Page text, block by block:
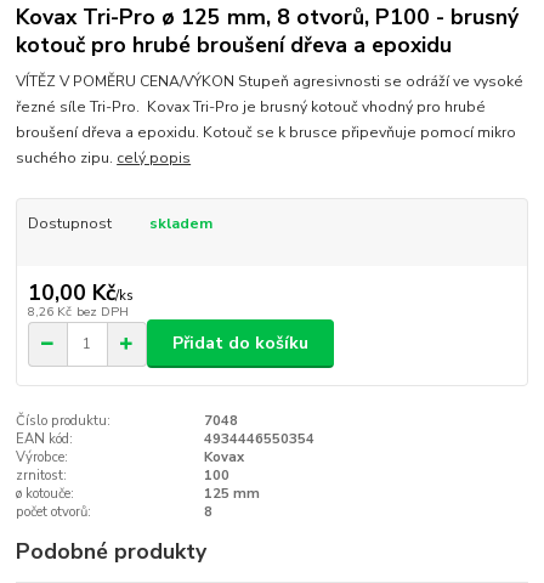
Kovax Tri-Pro ø 125 mm, 8 otvorů, P100 - brusný
kotouč pro hrubé broušení dřeva a epoxidu
VÍTĚZ V POMĚRU CENA/VÝKON Stupeň agresivnosti se odráží ve vysoké
řezné síle Tri-Pro. Kovax Tri-Pro je brusný kotouč vhodný pro hrubé
broušení dřeva a epoxidu. Kotouč se k brusce připevňuje pomocí mikro
suchého zipu. celý popis
Dostupnost skladem
10,00 Kč/ks
8,26 Kč bez DPH
Přidat do košíku
Číslo produktu:
7048
EAN kód:
4934446550354
Výrobce:
Kovax
zrnitost:
100
ø kotouče:
125 mm
počet otvorů:
8
Podobné produkty